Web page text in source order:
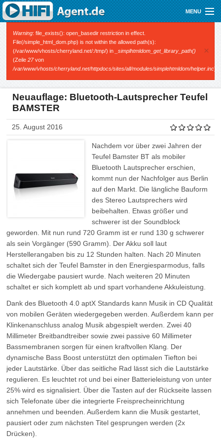
Direkt zum Inhalt
MENU
Gutscheine
Audio
Mobile
Fehlermeldung
Warning: file_exists(): open_basedir restriction in effect.
File(/simple_html_dom.php) is not within the allowed path(s):
(/var/www/vhosts/cherryland.net/:/tmp/) in
_simplhtmldom_get_library_path()
(Zeile27von
/var/www/vhosts/cherryland.net/httpdocs/sites/all/modules/simplehtmldom/helper.inc).
×
Neuauflage: Bluetooth-Lautsprecher Teufel
BAMSTER
25. August 2016
Nachdem vor über zwei Jahren der
Teufel Bamster BT als mobiler
Bluetooth Lautsprecher erschien,
kommt nun der Nachfolger aus Berlin
auf den Markt. Die längliche Bauform
des Stereo Lautsprechers wird
beibehalten. Etwas größer und
schwerer ist der Soundblock
geworden. Mit nun rund 720 Gramm ist er rund 130 g schwerer
als sein Vorgänger (590 Gramm). Der Akku soll laut
Herstellerangaben bis zu 12 Stunden halten. Nach 20 Minuten
schaltet sich der Teufel Bamster in den Energiesparmodus, falls
die Wiedergabe pausiert wurde. Nach weiteren 20 Minuten
schaltet er sich komplett ab und spart vorhandene Akkuleistung.
Dank des Bluetooth 4.0 aptX Standards kann Musik in CD Qualität
von mobilen Geräten wiedergegeben werden. Außerdem kann per
Klinkenanschluss analog Musik abgespielt werden. Zwei 40
Millimeter Breitbandtreiber sowie zwei passive 60 Millimeter
Bassmembranen sorgen für einen kraftvollen Klang. Der
dynamische Bass Boost unterstützt den optimalen Tiefton bei
jeder Lautstärke. Über das seitliche Rad lässt sich die Lautstärke
regulieren. Es leuchtet rot und bei einer Batterieleistung von unter
25% wird es signalisiert. Über die Tasten auf der Rückseite lassen
sich Telefonate über die integrierte Freisprecheinrichtung
annehmen und beenden. Außerdem kann die Musik gestartet,
pausiert oder zum nächsten Titel gesprungen werden (2x
Drücken).